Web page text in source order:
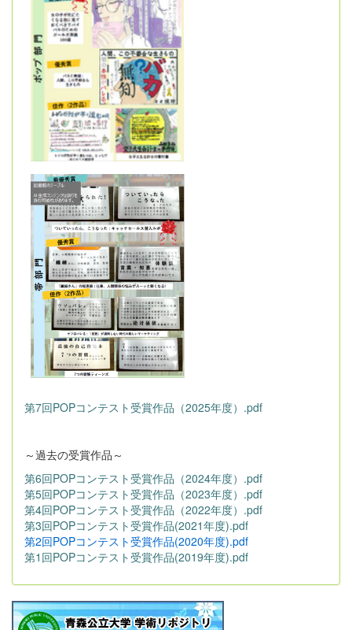
第7回POPコンテスト受賞作品（2025年度）.pdf
～過去の受賞作品～
第6回POPコンテスト受賞作品（2024年度）.pdf
第5回POPコンテスト受賞作品（2023年度）.pdf
第4回POPコンテスト受賞作品（2022年度）.pdf
第3回POPコンテスト受賞作品(2021年度).pdf
第2回POPコンテスト受賞作品(2020年度).pdf
第1回POPコンテスト受賞作品(2019年度).pdf